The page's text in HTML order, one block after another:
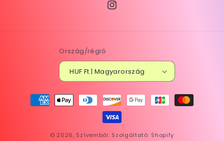
Instagram
Ország/régió
HUF Ft | Magyarország
Fizetési
módok
© 2026, Szívemből. Szolgáltató: Shopify